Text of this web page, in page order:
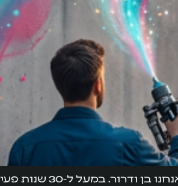
5 רעיונות יצירתיים לציורי קיר